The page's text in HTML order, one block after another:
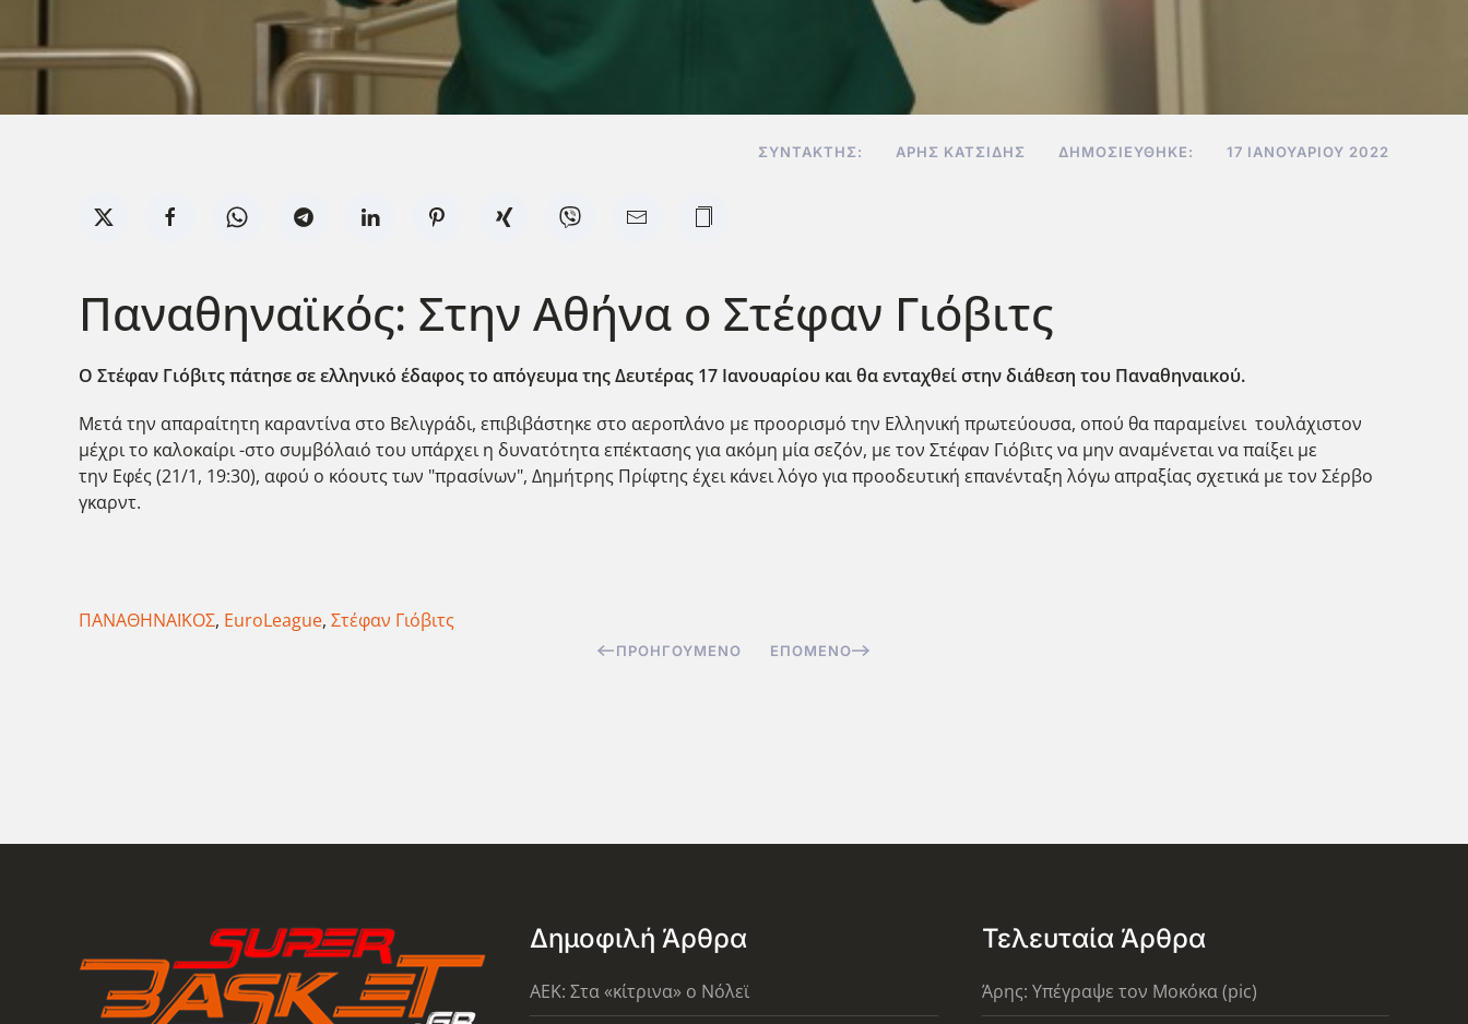
ΣΥΝΤΆΚΤΗΣ: ΆΡΗΣ ΚΑΤΣΊΔΗΣ ΔΗΜΟΣΙΕΎΘΗΚΕ: 17 ΙΑΝΟΥΑΡΊΟΥ 2022
Παναθηναϊκός: Στην Αθήνα ο Στέφαν Γιόβιτς
Ο Στέφαν Γιόβιτς πάτησε σε ελληνικό έδαφος το απόγευμα της Δευτέρας 17 Ιανουαρίου και θα ενταχθεί στην διάθεση του Παναθηναικού.
Μετά την απαραίτητη καραντίνα στο Βελιγράδι, επιβιβάστηκε στο αεροπλάνο με προορισμό την Ελληνική πρωτεύουσα, οπού θα παραμείνει τουλάχιστον
μέχρι το καλοκαίρι -στο συμβόλαιό του υπάρχει η δυνατότητα επέκτασης για ακόμη μία σεζόν, με τον Στέφαν Γιόβιτς να μην αναμένεται να παίξει με
την Εφές (21/1, 19:30), αφού ο κόουτς των "πρασίνων", Δημήτρης Πρίφτης έχει κάνει λόγο για προοδευτική επανένταξη λόγω απραξίας σχετικά με τον Σέρβο
γκαρντ.
ΠΑΝΑΘΗΝΑΪΚΟΣ, EuroLeague, Στέφαν Γιόβιτς
ΠΡΟΗΓΟΎΜΕΝΟ ΕΠΌΜΕΝΟ
Δημοφιλή Άρθρα
AEK: Στα «κίτρινα» ο Νόλεϊ
Τελευταία Άρθρα
Άρης: Υπέγραψε τον Μοκόκα (pic)